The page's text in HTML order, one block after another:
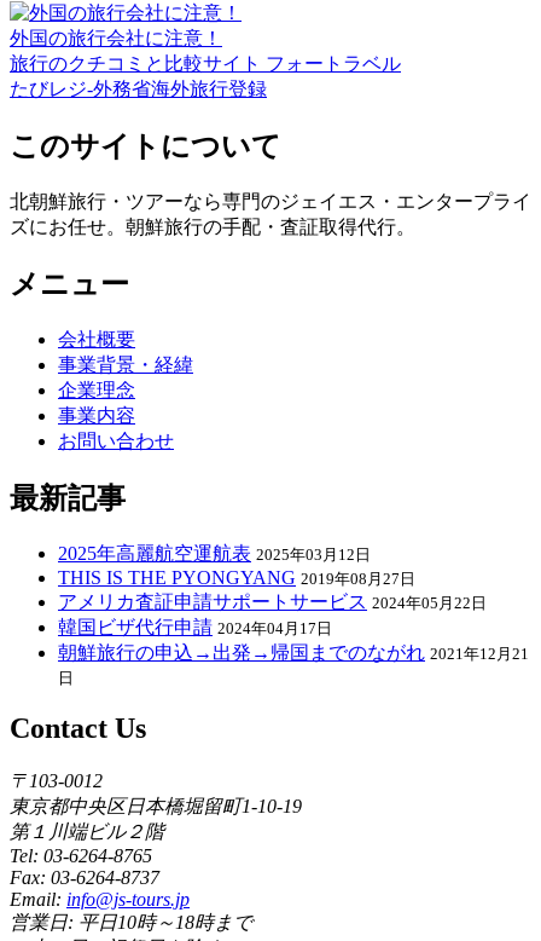
外国の旅行会社に注意！
旅行のクチコミと比較サイト フォートラベル
たびレジ-外務省海外旅行登録
このサイトについて
北朝鮮旅行・ツアーなら専門のジェイエス・エンタープライ
ズにお任せ。朝鮮旅行の手配・査証取得代行。
メニュー
会社概要
事業背景・経緯
企業理念
事業内容
お問い合わせ
最新記事
2025年高麗航空運航表 2025年03月12日
THIS IS THE PYONGYANG 2019年08月27日
アメリカ査証申請サポートサービス 2024年05月22日
韓国ビザ代行申請 2024年04月17日
朝鮮旅行の申込→出発→帰国までのながれ 2021年12月21
日
Contact Us
〒103-0012
東京都中央区日本橋堀留町1-10-19
第１川端ビル２階
Tel: 03-6264-8765
Fax: 03-6264-8737
Email: info@js-tours.jp
営業日: 平日10時～18時まで